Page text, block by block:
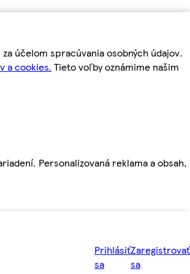
účelom spracúvania osobných údajov.
a cookies. Tieto voľby oznámime našim
Personalizovaná reklama a obsah,
Prihlásiť
sa
Zaregistrovať
sa